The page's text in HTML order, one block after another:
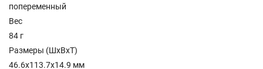
попеременный
Вес
84 г
Размеры (ШxВxТ)
46.6x113.7x14.9 мм